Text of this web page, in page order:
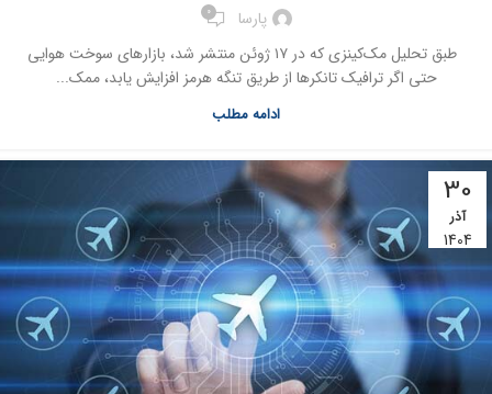
پارسا 0
طبق تحلیل مک‌کینزی که در ۱۷ ژوئن منتشر شد، بازارهای سوخت هوایی
حتی اگر ترافیک تانکرها از طریق تنگه هرمز افزایش یابد، ممک...
ادامه مطلب
30
آذر
1404